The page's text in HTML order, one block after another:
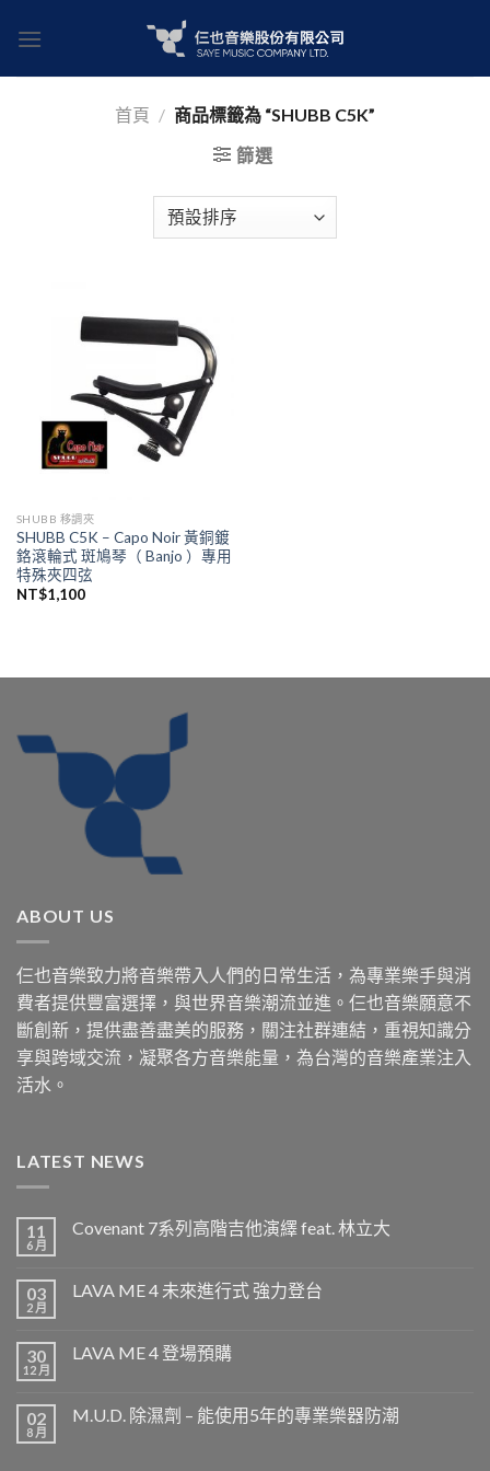
首頁 / 商品標籤為 “SHUBB C5K”
篩選
SHUBB 移調夾
SHUBB C5K – Capo Noir 黃銅鍍
鉻滾輪式 斑鳩琴（ Banjo ）專用
特殊夾四弦
NT$1,100
ABOUT US
仨也音樂致力將音樂帶入人們的日常生活，為專業樂手與消
費者提供豐富選擇，與世界音樂潮流並進。仨也音樂願意不
斷創新，提供盡善盡美的服務，關注社群連結，重視知識分
享與跨域交流，凝聚各方音樂能量，為台灣的音樂產業注入
活水。
LATEST NEWS
11
6 月
Covenant 7系列高階吉他演繹 feat. 林立大
03
2 月
LAVA ME 4 未來進行式 強力登台
30
12 月
LAVA ME 4 登場預購
02
8 月
M.U.D. 除濕劑 – 能使用5年的專業樂器防潮